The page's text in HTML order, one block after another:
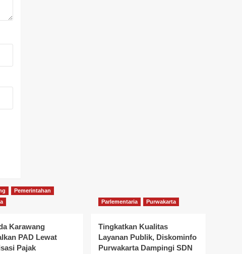
Pemerintahan
Karawang
PAD Lewat
Pajak
Parlementaria Purwakarta
Tingkatkan Kualitas
Layanan Publik, Diskominfo
Purwakarta Dampingi SDN